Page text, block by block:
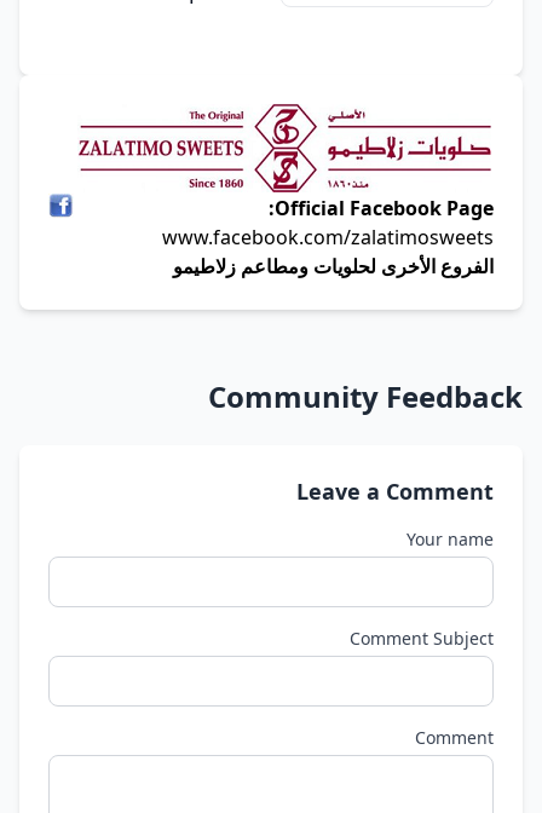
Official Facebook Page:
www.facebook.com/zalatimosweets
الفروع الأخرى لحلويات ومطاعم زلاطيمو
Community Feedback
Leave a Comment
Your name
Comment Subject
Comment